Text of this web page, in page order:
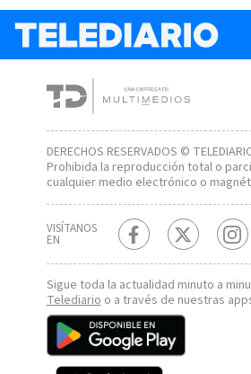
DERECHOS RESERVADOS ©
Prohibida la reproducción total o
cualquier medio electrónico o
VISÍTANOS
EN
Sigue toda la actualidad minuto a
Telediarioo a través de nuestras